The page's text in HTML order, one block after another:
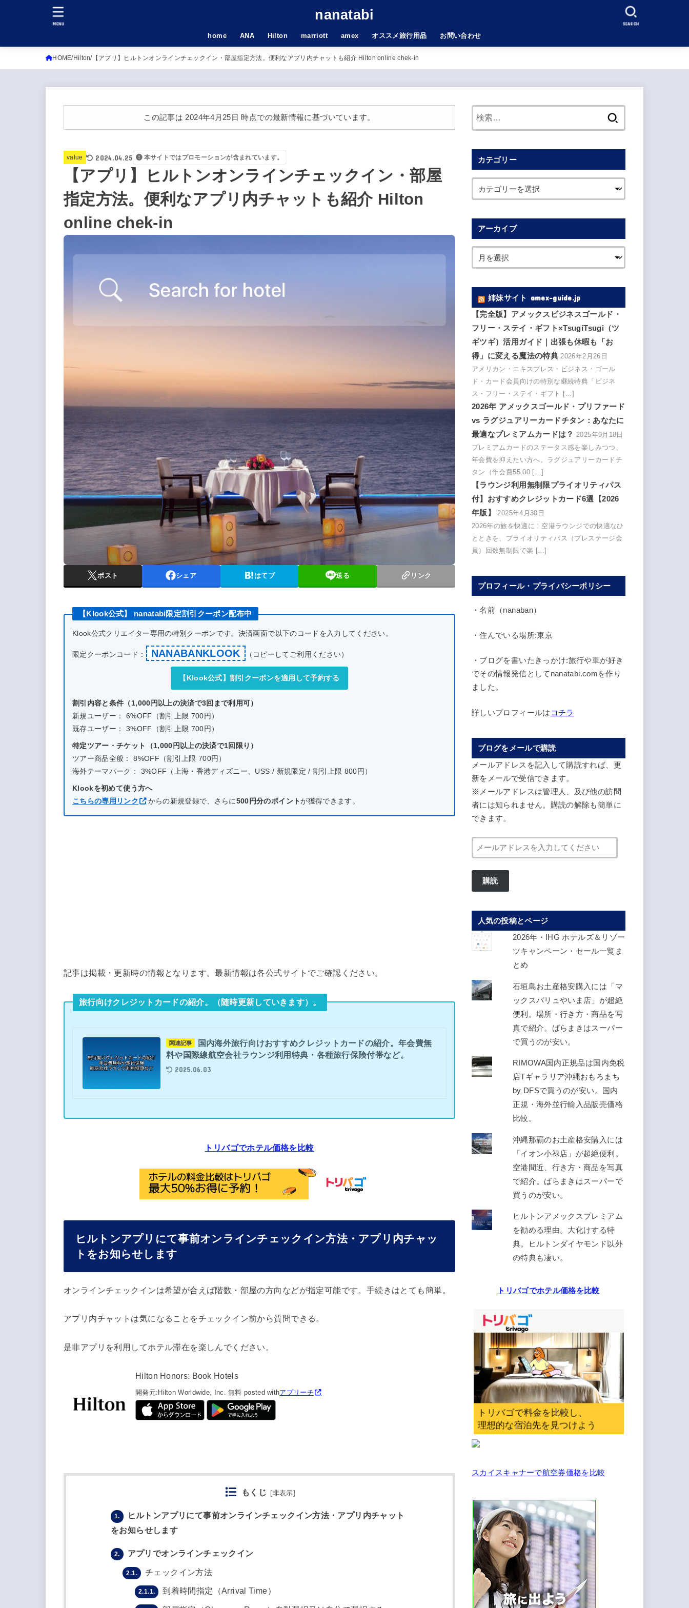
nanatabi
home ANA Hilton marriott amex オススメ旅行用品 お問い合わせ
SEARCH
MENU
HOME Hilton 【アプリ】ヒルトンオンラインチェックイン・部屋指定方法。便利なアプリ内チャットも紹介 Hilton online chek-in
この記事は 2024年4月25日 時点での最新情報に基づいています。
value 2024.04.25 本サイトではプロモーションが含まれています。
【アプリ】ヒルトンオンラインチェックイン・部屋
指定方法。便利なアプリ内チャットも紹介 Hilton
online chek-in
ポスト シェア はてブ 送る リンク
【Klook公式】 nanatabi限定割引クーポン配布中
Klook公式クリエイター専用の特別クーポンです。決済画面で以下のコードを入力してください。
限定クーポンコード： NANABANKLOOK （コピーしてご利用ください）
【Klook公式】割引クーポンを適用して予約する
割引内容と条件（1,000円以上の決済で3回まで利用可）
新規ユーザー： 6%OFF（割引上限 700円）
既存ユーザー： 3%OFF（割引上限 700円）
特定ツアー・チケット（1,000円以上の決済で1回限り）
ツアー商品全般： 8%OFF（割引上限 700円）
海外テーマパーク： 3%OFF（上海・香港ディズニー、USS / 新規限定 / 割引上限 800円）
Klookを初めて使う方へ
こちらの専用リンク
からの新規登録で、さらに500円分のポイントが獲得できます。
記事は掲載・更新時の情報となります。最新情報は各公式サイトでご確認ください。
旅行向けクレジットカードの紹介。（随時更新していきます）。
関連記事
国内海外旅行向けおすすめクレジットカードの紹介。年会費無
料や国際線航空会社ラウンジ利用特典・各種旅行保険付帯など。
2025.06.03
トリバゴでホテル価格を比較
ヒルトンアプリにて事前オンラインチェックイン方法・アプリ内チャッ
トをお知らせします
オンラインチェックインは希望が合えば階数・部屋の方向などが指定可能です。手続きはとても簡単。
アプリ内チャットは気になることをチェックイン前から質問できる。
是非アプリを利用してホテル滞在を楽しんでください。
Hilton Honors: Book Hotels
開発元: Hilton Worldwide, Inc. 無料 posted withアプリーチ
もくじ 非表示
1.
ヒルトンアプリにて事前オンラインチェックイン方法・アプリ内チャット
をお知らせします
2. アプリでオンラインチェックイン
2.1. チェックイン方法
2.1.1. 到着時間指定（Arrival Time）
カテゴリー
アーカイブ
姉妹サイト amex-guide.jp
【完全版】アメックスビジネスゴールド・
フリー・ステイ・ギフト×TsugiTsugi（ツ
ギツギ）活用ガイド｜出張も休暇も「お
得」に変える魔法の特典 2026年2月26日
アメリカン・エキスプレス・ビジネス・ゴール
ド・カード会員向けの特別な継続特典「ビジネ
ス・フリー・ステイ・ギフト […]
2026年 アメックスゴールド・プリファード
vs ラグジュアリーカードチタン：あなたに
最適なプレミアムカードは？ 2025年9月18日
プレミアムカードのステータス感を楽しみつつ、
年会費を抑えたい方へ。ラグジュアリーカードチ
タン（年会費55,00 […]
【ラウンジ利用無制限プライオリティパス
付】おすすめクレジットカード6選【2026
年版】
2025年4月30日
2026年の旅を快適に！空港ラウンジでの快適なひ
とときを、プライオリティパス（プレステージ会
員）回数無制限で楽 […]
プロフィール・プライバシーポリシー
・名前（nanaban）
・住んでいる場所:東京
・ブログを書いたきっかけ:旅行や車が好き
でその情報発信としてnanatabi.comを作り
ました。
詳しいプロフィールは コチラ
ブログをメールで購読
メールアドレスを記入して購読すれば、更
新をメールで受信できます。
※メールアドレスは管理人、及び他の訪問
者には知られません。購読の解除も簡単に
できます。
ー
ル
レ
ス
を
入
て
く
購読
人気の投稿とページ
2026年・IHG ホテルズ＆リゾー
ツキャンペーン・セール一覧ま
とめ
石垣島お土産格安購入には「マ
ックスバリュやいま店」が超絶
便利。場所・行き方・商品を写
真で紹介。ばらまきはスーパー
で買うのが安い。
RIMOWA国内正規品は国内免税
店Tギャラリア沖縄おもろまち
by DFSで買うのが安い。国内
正規・海外並行輸入品販売価格
比較。
沖縄那覇のお土産格安購入には
「イオン小禄店」が超絶便利。
空港間近、行き方・商品を写真
で紹介。ばらまきはスーパーで
買うのが安い。
ヒルトンアメックスプレミアム
を勧める理由。大化けする特
典。ヒルトンダイヤモンド以外
の特典も凄い。
トリバゴでホテル価格を比較
スカイスキャナーで航空券価格を比較